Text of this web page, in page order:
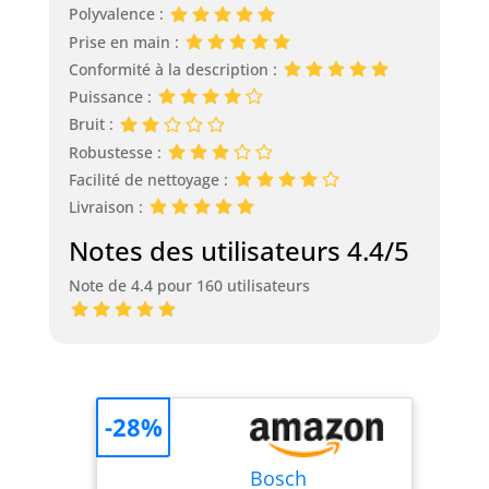
Polyvalence :
Prise en main :
Conformité à la description :
Puissance :
Bruit :
Robustesse :
Facilité de nettoyage :
Livraison :
Notes des utilisateurs 4.4/5
Note de 4.4 pour 160 utilisateurs
Bosch
-28%